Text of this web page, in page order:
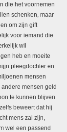
die het voornemen
schenken, maar
om zijn gift
voor iemand die
wil
heb en moeite
pleegdochter en
mensen
mensen geld
te kunnen blijven
beweert dat hij
mens zal zijn,
wel een passend